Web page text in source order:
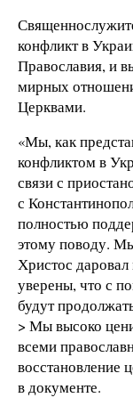
конфликт в
Православия, и
мирных
Церквами.
«Мы, как
конфликтом в
связи с
с
полностью
этому поводу.
Христос
уверены, что с
будут
> Мы высоко
всеми
восстановление
в документе.